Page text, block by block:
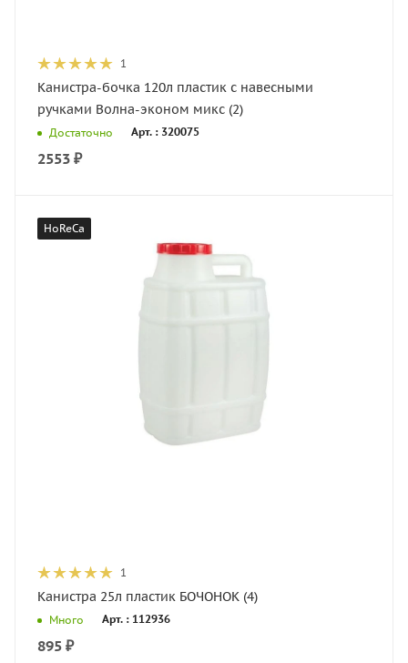
1
Канистра-бочка 120л пластик с навесными
ручками Волна-эконом микс (2)
Достаточно Арт. : 320075
2553 ₽
HoReCa
1
Канистра 25л пластик БОЧОНОК (4)
Много Арт. : 112936
895 ₽